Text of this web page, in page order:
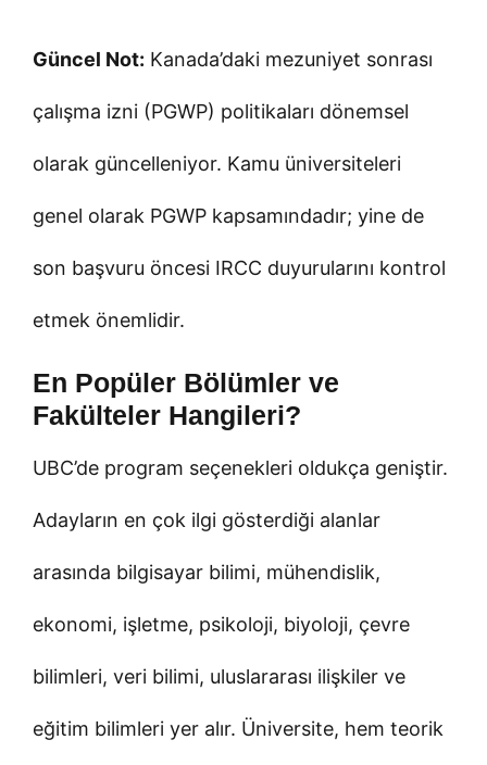
Güncel Not: Kanada’daki mezuniyet sonrası
çalışma izni (PGWP) politikaları dönemsel
olarak güncelleniyor. Kamu üniversiteleri
genel olarak PGWP kapsamındadır; yine de
son başvuru öncesi IRCC duyurularını kontrol
etmek önemlidir.
En Popüler Bölümler ve
Fakülteler Hangileri?
UBC’de program seçenekleri oldukça geniştir.
Adayların en çok ilgi gösterdiği alanlar
arasında bilgisayar bilimi, mühendislik,
ekonomi, işletme, psikoloji, biyoloji, çevre
bilimleri, veri bilimi, uluslararası ilişkiler ve
eğitim bilimleri yer alır. Üniversite, hem teorik